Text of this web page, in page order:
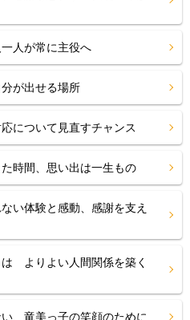
人が常に主役へ
が出せる場所
について見直すチャンス
時間、思い出は一生もの
い体験と感動、感謝を支え
よりよい人間関係を築く
、竜美っ子の笑顔のために